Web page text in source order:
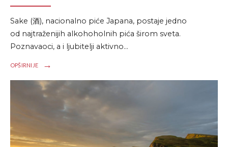
Sake (酒), nacionalno piće Japana, postaje jedno
od najtraženijih alkohoholnih pića širom sveta.
Poznavaoci, a i ljubitelji aktivno...
OPŠIRNIJE →